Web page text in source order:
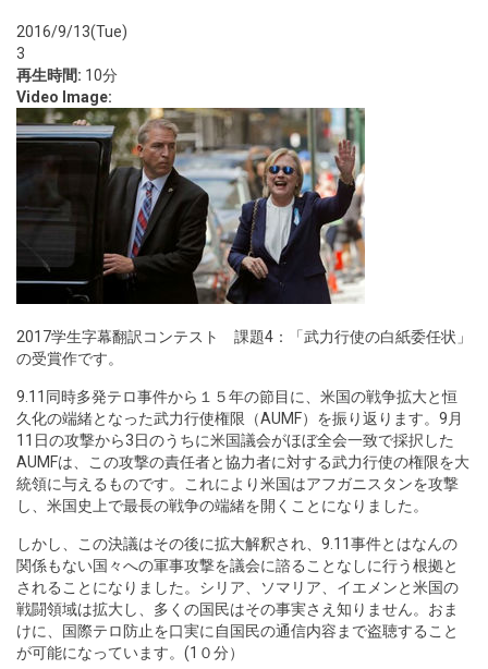
2016/9/13(Tue)
3
再生時間: 10分
Video Image:
2017学生字幕翻訳コンテスト 課題4：「武力行使の白紙委任状」
の受賞作です。
9.11同時多発テロ事件から１５年の節目に、米国の戦争拡大と恒
久化の端緒となった武力行使権限（AUMF）を振り返ります。9月
11日の攻撃から3日のうちに米国議会がほぼ全会一致で採択した
AUMFは、この攻撃の責任者と協力者に対する武力行使の権限を大
統領に与えるものです。これにより米国はアフガニスタンを攻撃
し、米国史上で最長の戦争の端緒を開くことになりました。
しかし、この決議はその後に拡大解釈され、9.11事件とはなんの
関係もない国々への軍事攻撃を議会に諮ることなしに行う根拠と
されることになりました。シリア、ソマリア、イエメンと米国の
戦闘領域は拡大し、多くの国民はその事実さえ知りません。おま
けに、国際テロ防止を口実に自国民の通信内容まで盗聴すること
が可能になっています。(1０分）